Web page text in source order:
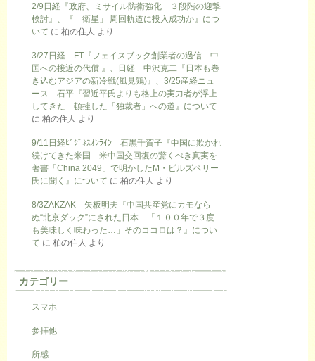
2/9日経『政府、ミサイル防衛強化 ３段階の迎撃
検討』、『「衛星」 周回軌道に投入成功か』につ
いて に 柏の住人 より
3/27日経 FT『フェイスブック創業者の過信 中
国への接近の代償 』、日経 中沢克二『日本も巻
き込むアジアの新冷戦(風見鶏)』、3/25産経ニュ
ース 石平『習近平氏よりも格上の実力者が浮上
してきた 頓挫した「独裁者」への道』について
に 柏の住人 より
9/11日経ﾋﾞｼﾞﾈｽｵﾝﾗｲﾝ 石黒千賀子『中国に欺かれ
続けてきた米国 米中国交回復の驚くべき真実を
著書「China 2049」で明かしたM・ピルズベリー
氏に聞く』について に 柏の住人 より
8/3ZAKZAK 矢板明夫『中国共産党にカモなら
ぬ“北京ダック”にされた日本 「１００年で３度
も美味しく味わった…」そのココロは？』につい
て に 柏の住人 より
カテゴリー
スマホ
参拝他
所感